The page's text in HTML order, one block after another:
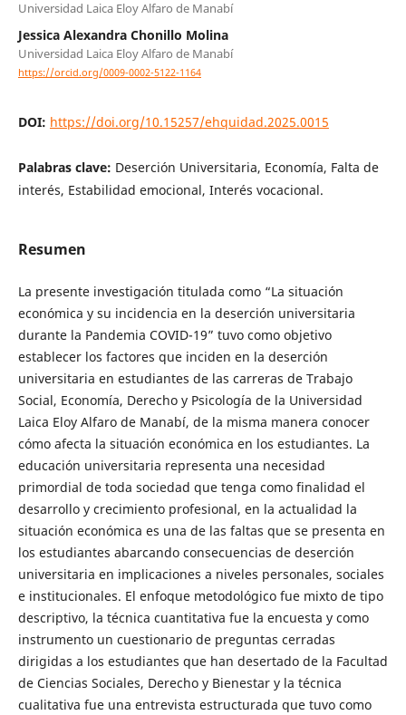
Universidad Laica Eloy Alfaro de Manabí
Jessica Alexandra Chonillo Molina
Universidad Laica Eloy Alfaro de Manabí
https://orcid.org/0009-0002-5122-1164
DOI: https://doi.org/10.15257/ehquidad.2025.0015
Palabras clave: Deserción Universitaria, Economía, Falta de
interés, Estabilidad emocional, Interés vocacional.
Resumen
La presente investigación titulada como “La situación
económica y su incidencia en la deserción universitaria
durante la Pandemia COVID-19” tuvo como objetivo
establecer los factores que inciden en la deserción
universitaria en estudiantes de las carreras de Trabajo
Social, Economía, Derecho y Psicología de la Universidad
Laica Eloy Alfaro de Manabí, de la misma manera conocer
cómo afecta la situación económica en los estudiantes. La
educación universitaria representa una necesidad
primordial de toda sociedad que tenga como finalidad el
desarrollo y crecimiento profesional, en la actualidad la
situación económica es una de las faltas que se presenta en
los estudiantes abarcando consecuencias de deserción
universitaria en implicaciones a niveles personales, sociales
e institucionales. El enfoque metodológico fue mixto de tipo
descriptivo, la técnica cuantitativa fue la encuesta y como
instrumento un cuestionario de preguntas cerradas
dirigidas a los estudiantes que han desertado de la Facultad
de Ciencias Sociales, Derecho y Bienestar y la técnica
cualitativa fue una entrevista estructurada que tuvo como